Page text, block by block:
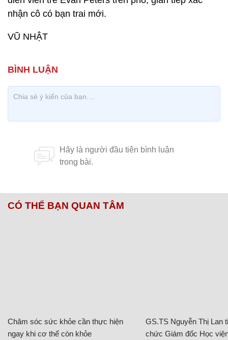
nhận cô có bạn trai mới.
VŨ NHẬT
CÓ THỂ BẠN QUAN TÂM
Chăm sóc sức khỏe cần thực hiện
ngay khi cơ thể còn khỏe
GS.TS Nguyễn Thị Lan
chức Giám đốc Học